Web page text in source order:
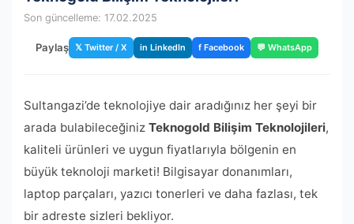
Son güncelleme: 17.02.2025
Paylaş 𝕏 Twitter / X in LinkedIn f Facebook 💬 WhatsApp
Sultangazi’de teknolojiye dair aradığınız her şeyi bir
arada bulabileceğiniz Teknogold Bilişim Teknolojileri,
kaliteli ürünleri ve uygun fiyatlarıyla bölgenin en
büyük teknoloji marketi! Bilgisayar donanımları,
laptop parçaları, yazıcı tonerleri ve daha fazlası, tek
bir adreste sizleri bekliyor.